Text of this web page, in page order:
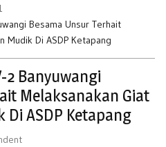
Besama Unsur Terhait
Mudik Di ASDP Ketapang
2 Banyuwangi
Melaksanakan Giat
ASDP Ketapang